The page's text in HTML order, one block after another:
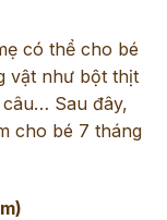
có thể cho bé
vật như bột thịt
Sau đây,
cho bé 7 tháng